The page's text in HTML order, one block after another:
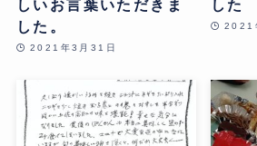
しいお言葉いただきま
した。
2021年3月31日
した
2021